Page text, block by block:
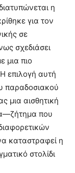
η
για τον
σε
σχεδιάσει
μια πιο
επιλογή αυτή
παραδοσιακού
μια αισθητική
που
καταστραφεί η
στολίδι